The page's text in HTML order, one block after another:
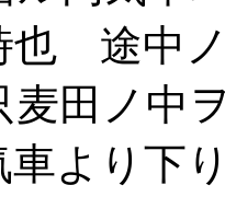
也 途中
田ノ中
より下